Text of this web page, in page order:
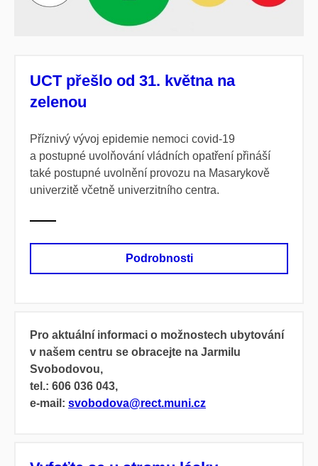
UCT přešlo od 31. května na
zelenou
Příznivý vývoj epidemie nemoci covid-19
a postupné uvolňování vládních opatření přináší
také postupné uvolnění provozu na Masarykově
univerzitě včetně univerzitního centra.
Podrobnosti
Pro aktuální informaci o možnostech ubytování
v našem centru se obracejte na Jarmilu
Svobodovou,
tel.: 606 036 043,
e-mail: svobodova@rect.muni.cz